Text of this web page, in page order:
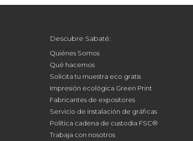
Descubre Sabaté:
Quiénes Somos
Qué hacemos
Solicita tu muestra eco gratis
Impresión ecológica Green Print
Fabricantes de expositores
Servicio de instalación de gráficas
Política cadena de custodia FSC®
Trabaja con nosotros